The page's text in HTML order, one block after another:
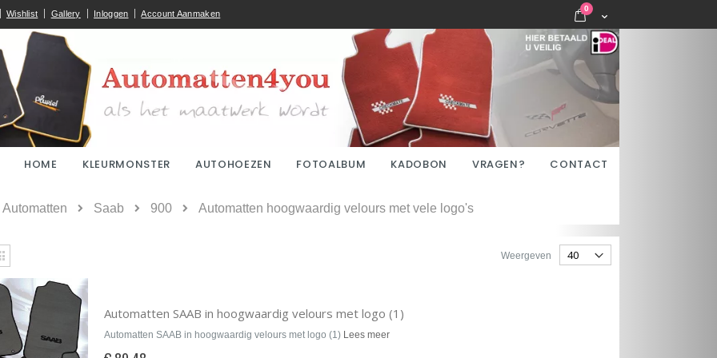
Wishlist Gallery Inloggen Account Aanmaken Cart
0 items
HOME KLEURMONSTER AUTOHOEZEN FOTOALBUM KADOBON VRAGEN? CONTACT
Automatten Saab 900 Automatten hoogwaardig velours met vele logo's
Rooster
Weergeven
Automatten SAAB in hoogwaardig velours met logo (1)
Automatten SAAB in hoogwaardig velours met logo (1) Lees meer